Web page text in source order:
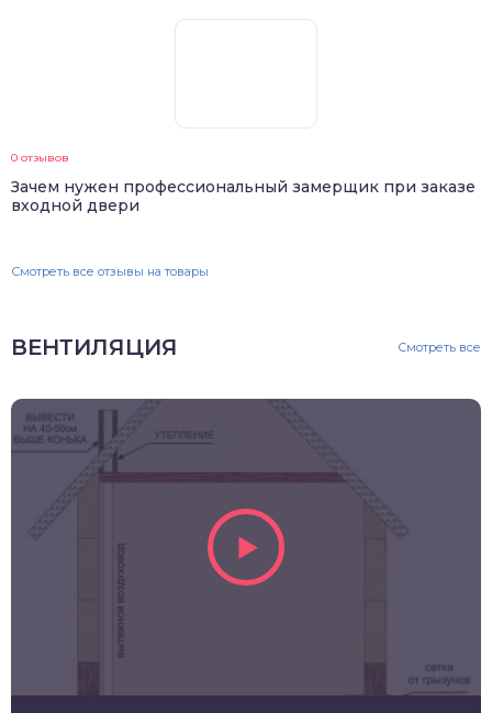
0 отзывов
Зачем нужен профессиональный замерщик при заказе
входной двери
Смотреть все отзывы на товары
ВЕНТИЛЯЦИЯ Смотреть все